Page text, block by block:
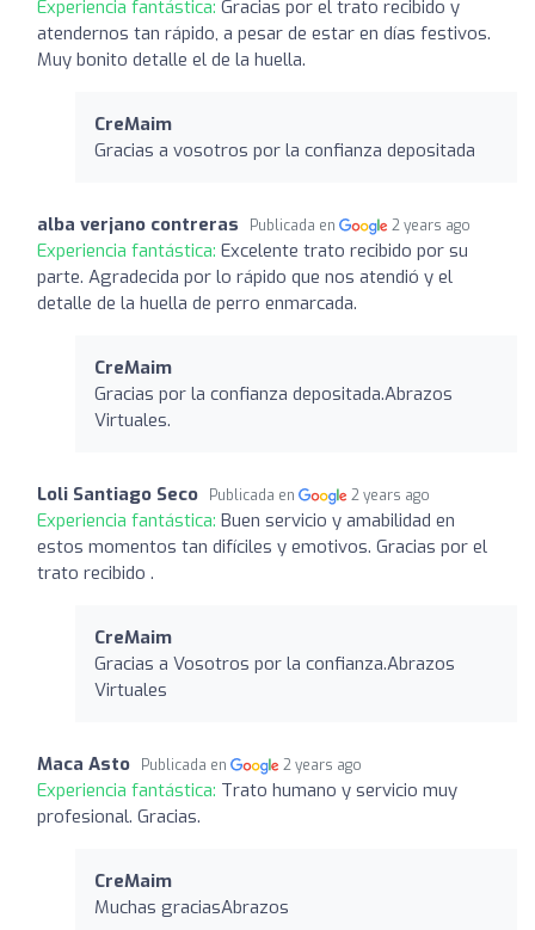
Experiencia fantástica: Gracias por el trato recibido y
atendernos tan rápido, a pesar de estar en días festivos.
Muy bonito detalle el de la huella.
CreMaim
Gracias a vosotros por la confianza depositada
alba verjano contreras Publicada en 2 years ago
Experiencia fantástica: Excelente trato recibido por su
parte. Agradecida por lo rápido que nos atendió y el
detalle de la huella de perro enmarcada.
CreMaim
Gracias por la confianza depositada.Abrazos
Virtuales.
Loli Santiago Seco Publicada en 2 years ago
Experiencia fantástica: Buen servicio y amabilidad en
estos momentos tan difíciles y emotivos. Gracias por el
trato recibido .
CreMaim
Gracias a Vosotros por la confianza.Abrazos
Virtuales
Maca Asto Publicada en 2 years ago
Experiencia fantástica: Trato humano y servicio muy
profesional. Gracias.
CreMaim
Muchas graciasAbrazos